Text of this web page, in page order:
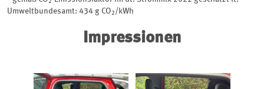
2
Umweltbundesamt: 434 g CO2 /kWh
Impressionen